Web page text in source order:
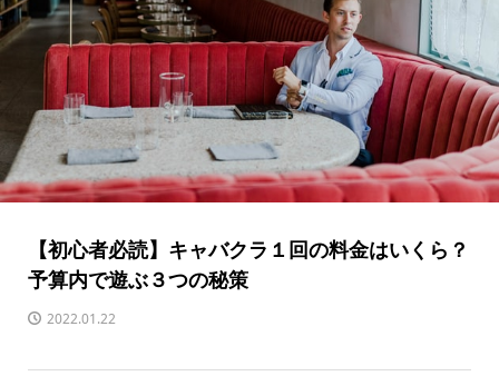
【初心者必読】キャバクラ１回の料金はいくら？
予算内で遊ぶ３つの秘策
2022.01.22